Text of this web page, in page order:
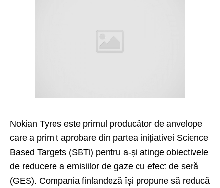
Nokian Tyres este primul producător de anvelope
care a primit aprobare din partea inițiativei Science
Based Targets (SBTi) pentru a-și atinge obiectivele
de reducere a emisiilor de gaze cu efect de seră
(GES). Compania finlandeză își propune să reducă